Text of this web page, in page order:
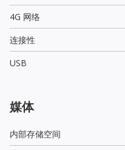
4G 网络
连接性
USB
媒体
内部存储空间